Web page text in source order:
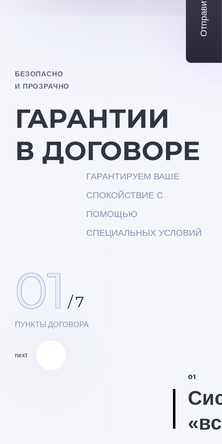
БЕЗОПАСНО
И ПРОЗРАЧНО
ГАРАНТИИ
В ДОГОВОРЕ
ГАРАНТИРУЕМ ВАШЕ
СПОКОЙСТВИЕ С
ПОМОЩЬЮ
СПЕЦИАЛЬНЫХ УСЛОВИЙ
01 /7
ПУНКТЫ ДОГОВОРА
next
01